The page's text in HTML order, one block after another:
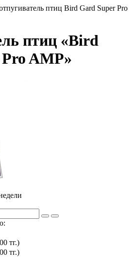
птиц Bird Gard Super Pro
птиц «Bird
AMP»
тг.)
тг.)